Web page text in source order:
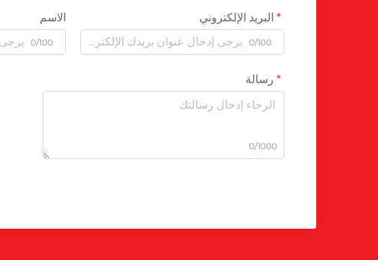
البريد الإلكتروني
0/100
الاسم
0/100
رسالة
0/1000